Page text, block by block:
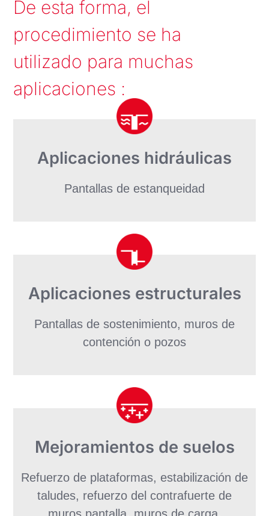
De esta forma, el
procedimiento se ha
utilizado para muchas
aplicaciones :
Aplicaciones hidráulicas
Pantallas de estanqueidad
Aplicaciones estructurales
Pantallas de sostenimiento, muros de
contención o pozos
Mejoramientos de suelos
Refuerzo de plataformas, estabilización de
taludes, refuerzo del contrafuerte de